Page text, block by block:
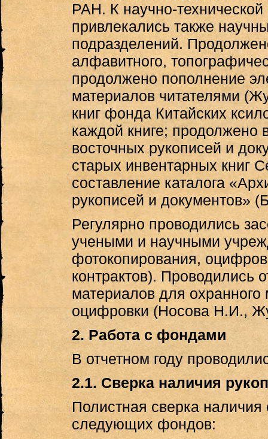
РАН. К научно-
привлекались также
подразделений.
алфавитного,
продолжено пополнение
материалов читателями
книг фонда Китайских
каждой книге; продолжено
восточных рукописей и
старых инвентарных книг
составление каталога
рукописей и документов»
Регулярно проводились
учеными и научными
фотокопирования,
контрактов). Проводились
материалов для
оцифровки (Носова Н.И.,
2. Работа с фондами
В отчетном году
2.1. Сверка наличия
Полистная сверка
следующих фондов: